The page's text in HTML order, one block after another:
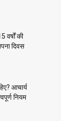
की
दिवस
आचार्य
नियम